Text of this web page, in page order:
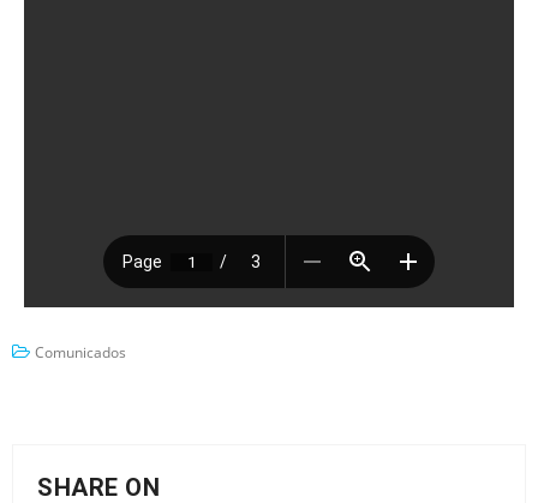
Comunicados
SHARE ON